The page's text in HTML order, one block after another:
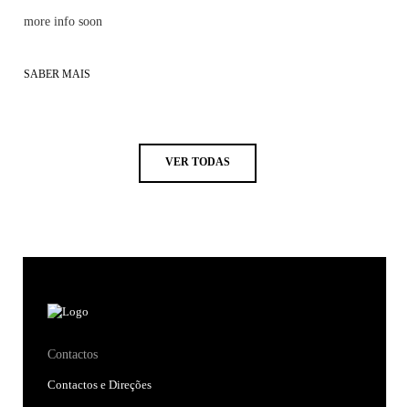
more info soon
SABER MAIS
VER TODAS
Contactos
Contactos e Direções